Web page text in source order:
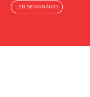
LER SEMANÁRIO